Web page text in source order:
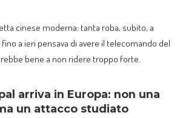
cinese moderna: tanta roba, subito, a
fino a ieri pensava di avere il telecomando del
bene a non ridere troppo forte.
arriva in Europa: non una
un attacco studiato